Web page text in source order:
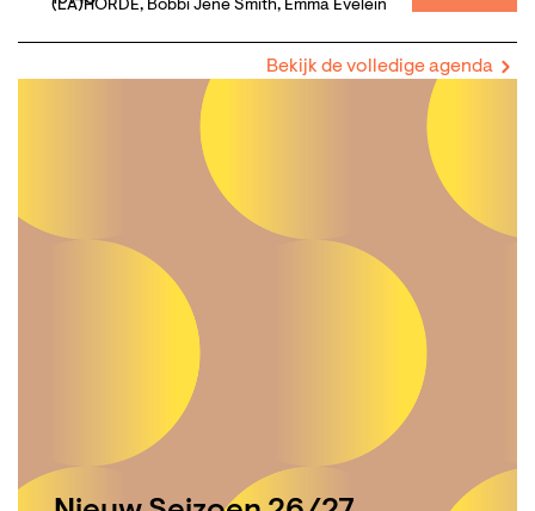
(LA)HORDE, Bobbi Jene Smith, Emma Evelein
Bekijk de volledige agenda